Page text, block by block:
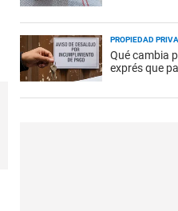
PROPIEDAD
Qué cambia
exprés que